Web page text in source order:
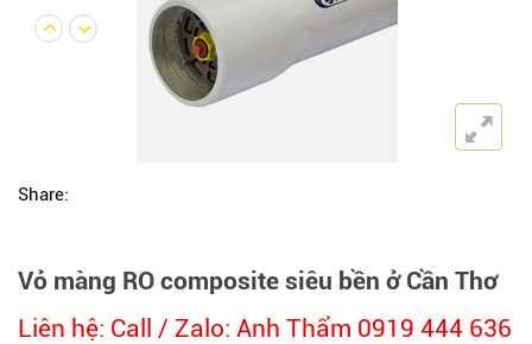
Share:
Vỏ màng RO composite siêu bền ở Cần Thơ
Liên hệ: Call / Zalo: Anh Thẩm 0919 444 636